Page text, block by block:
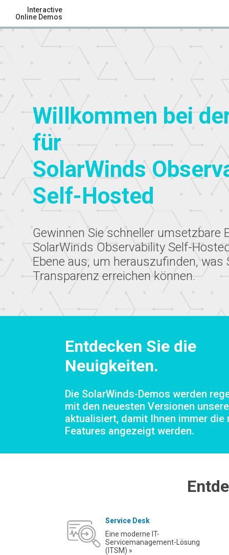
Interactive
Online Demos
Willkommen bei
für
SolarWinds
Self-Hosted
Gewinnen Sie schneller umsetzbare
SolarWinds Observability Self-
Ebene aus, um herauszufinden, was
Transparenz erreichen können.
Entdecken Sie die
Neuigkeiten.
Die SolarWinds-Demos werden
mit den neuesten Versionen
aktualisiert, damit Ihnen immer die
Features angezeigt werden.
Service Desk
Eine moderne IT-
Servicemanagement-Lösung
(ITSM) »